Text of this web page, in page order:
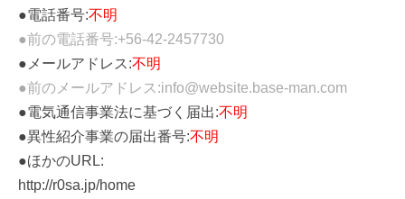
●電話番号:不明
●前の電話番号:+56-42-2457730
●メールアドレス:不明
●前のメールアドレス:info@website.base-man.com
●電気通信事業法に基づく届出:不明
●異性紹介事業の届出番号:不明
●ほかのURL:
http://r0sa.jp/home